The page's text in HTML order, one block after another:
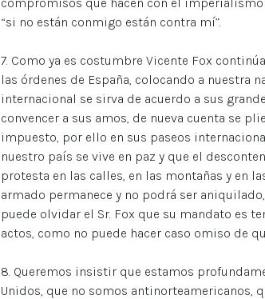
“si no están conmigo están contra mí”.
7. Como ya es costumbre Vicente Fox
las órdenes de España, colocando a nuestra
internacional se sirva de acuerdo a sus
convencer a sus amos, de nueva cuenta se
impuesto, por ello en sus paseos
nuestro país se vive en paz y que el
protesta en las calles, en las montañas y en
armado permanece y no podrá ser
puede olvidar el Sr. Fox que su mandato es
actos, como no puede hacer caso omiso de
8. Queremos insistir que estamos
Unidos, que no somos antinorteamericanos,